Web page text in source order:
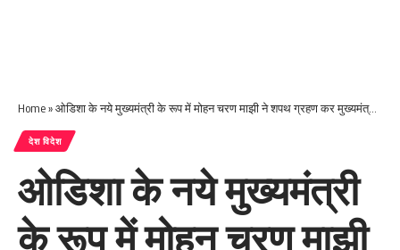
Home»ओडिशा के नये मुख्यमंत्री के रूप में मोहन चरण माझी ने शपथ ग्रहण कर मुख्यमंत्री का पदभार संभाल लिया है।
देश विदेश
ओडिशा के नये मुख्यमंत्री
के रूप में मोहन चरण माझी